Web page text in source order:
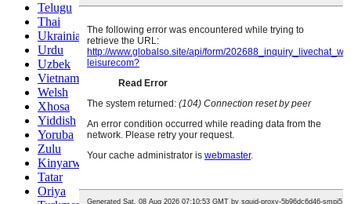
Telugu
Thai
Ukrainian
Urdu
Uzbek
Vietnamese
Welsh
Xhosa
Yiddish
Yoruba
Zulu
Kinyarwanda
Tatar
Oriya